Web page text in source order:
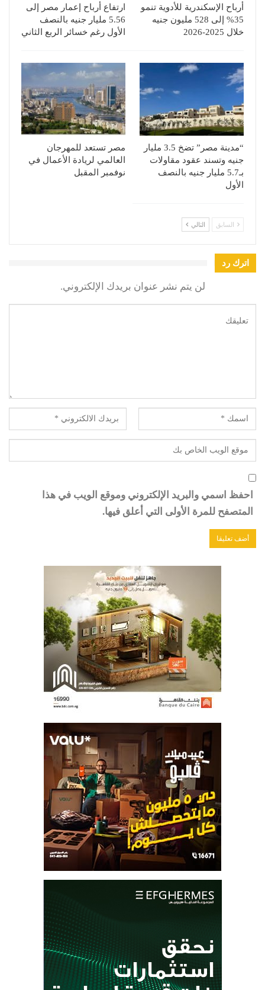
أرباح الإسكندرية للأدوية تنمو
35% إلى 528 مليون جنيه
خلال 2025-2026
ارتفاع أرباح إعمار مصر إلى
5.56 مليار جنيه بالنصف
الأول رغم خسائر الربع الثاني
“مدينة مصر” تضخ 3.5 مليار
جنيه وتسند عقود مقاولات
بـ5.7 مليار جنيه بالنصف
الأول
مصر تستعد للمهرجان
العالمي لريادة الأعمال في
نوفمبر المقبل
السابق التالي
اترك رد
لن يتم نشر عنوان بريدك الإلكتروني.
احفظ اسمي والبريد الإلكتروني وموقع الويب في هذا
المتصفح للمرة الأولى التي أعلق فيها.